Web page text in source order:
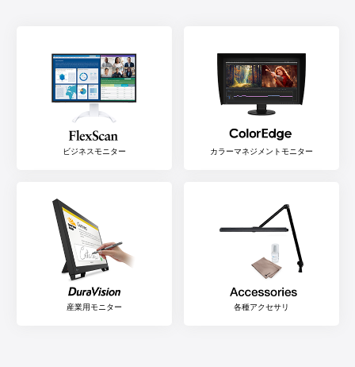
ビジネスモニター カラーマネジメントモニター
産業用モニター 各種アクセサリ